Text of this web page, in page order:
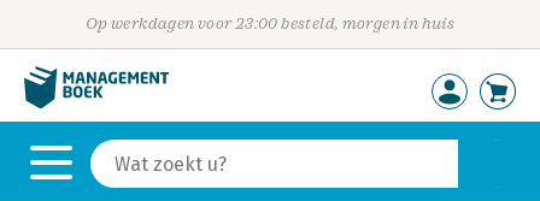
Op werkdagen voor 23:00 besteld, morgen in huis